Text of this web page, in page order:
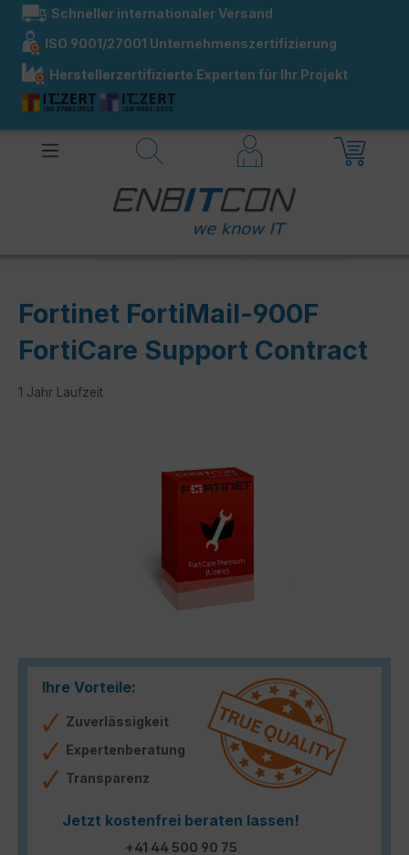
springen
Schneller internationaler Versand
ISO 9001/27001 Unternehmenszertifizierung
Herstellerzertifizierte Experten für Ihr Projekt
Fortinet FortiMail-900F
FortiCare Support Contract
1 Jahr Laufzeit
Ihre Vorteile:
Zuverlässigkeit
Expertenberatung
Transparenz
Jetzt kostenfrei beraten lassen!
+41 44 500 90 75